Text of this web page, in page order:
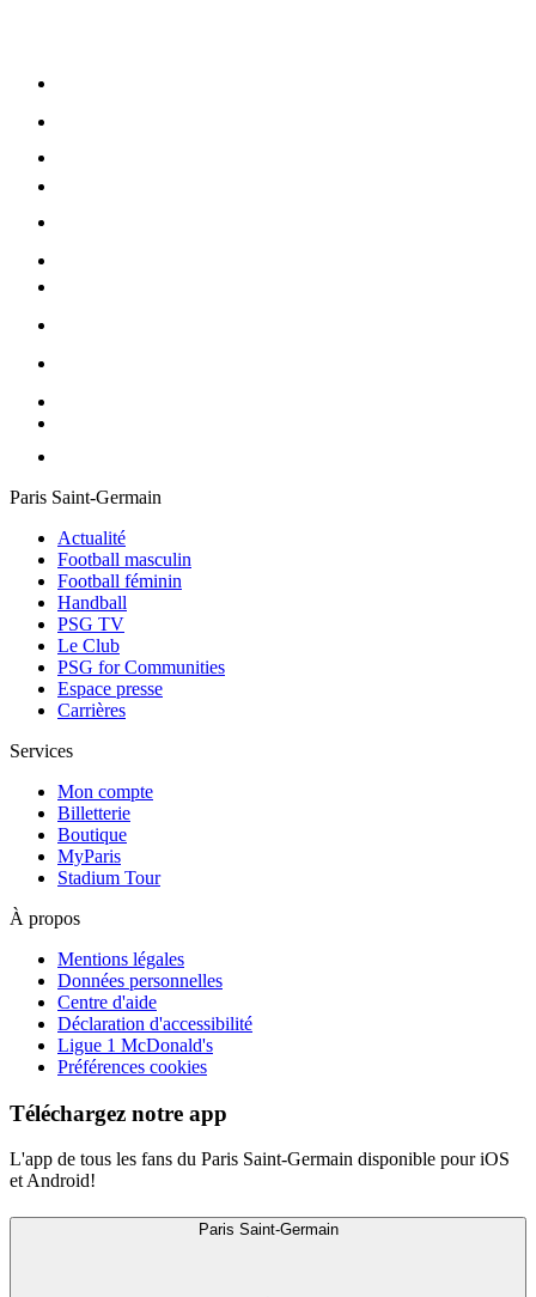
Paris Saint-Germain
Actualité
Football masculin
Football féminin
Handball
PSG TV
Le Club
PSG for Communities
Espace presse
Carrières
Services
Mon compte
Billetterie
Boutique
MyParis
Stadium Tour
À propos
Mentions légales
Données personnelles
Centre d'aide
Déclaration d'accessibilité
Ligue 1 McDonald's
Préférences cookies
Téléchargez notre app
L'app de tous les fans du Paris Saint-Germain disponible pour iOS
et Android!
Paris Saint-Germain